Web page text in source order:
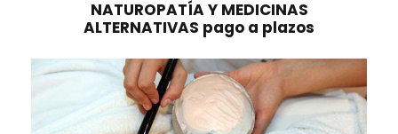
a
l
e
r
a
e
s
:
9
9
NATUROPATÍA Y MEDICINAS
ALTERNATIVAS pago a plazos